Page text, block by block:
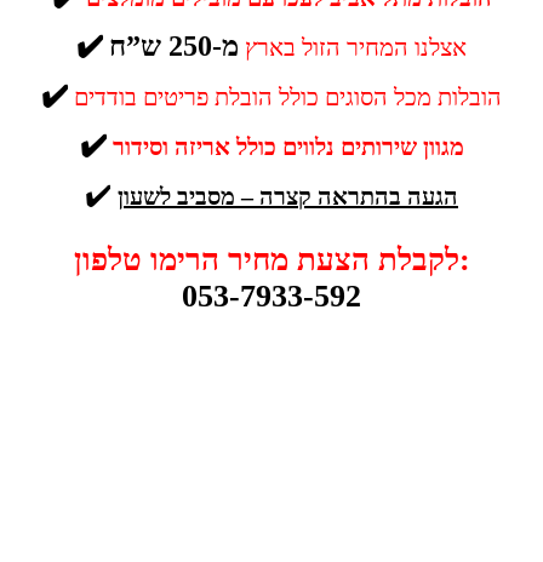
✔️ אצלנו המחיר הזול בארץ מ-250 ש”ח
✔️ הובלות מכל הסוגים כולל הובלת פריטים בודדים
✔️ מגוון שירותים נלווים כולל אריזה וסידור
✔️ הגעה בהתראה קצרה – מסביב לשעון
לקבלת הצעת מחיר הרימו טלפון:
053-7933-592